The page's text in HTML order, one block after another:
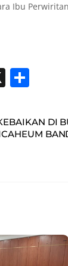
Ibu
X
ar
e
DI